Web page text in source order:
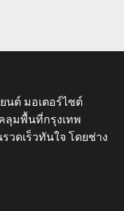
นต์ มอเตอร์ไซต์
ลุมพื้นที่กรุงเทพ
ดเร็วทันใจ โดยช่าง